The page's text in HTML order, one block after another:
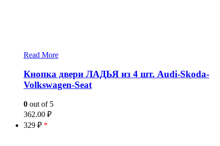
Read More
Кнопка двери ЛАДЬЯ из 4 шт. Audi-Skoda-
Volkswagen-Seat
0 out of 5
362.00 ₽
329 ₽ *